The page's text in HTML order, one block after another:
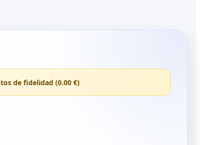
de fidelidad (0.00 €)